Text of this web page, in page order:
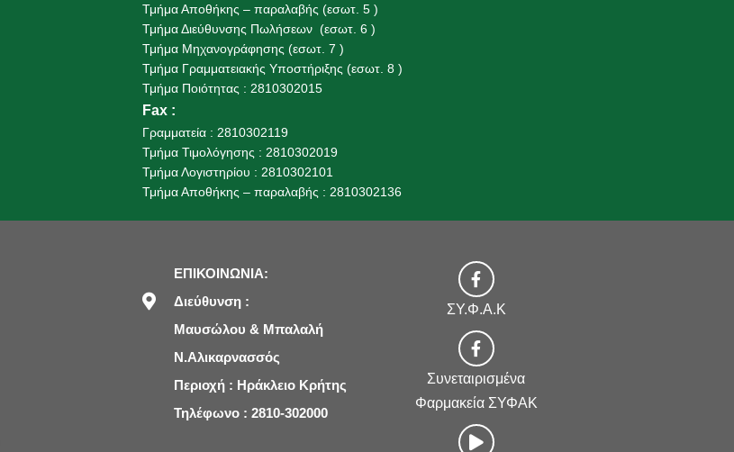
Τμήμα Αποθήκης – παραλαβής (εσωτ. 5 )
Τμήμα Διεύθυνσης Πωλήσεων (εσωτ. 6 )
Τμήμα Μηχανογράφησης (εσωτ. 7 )
Τμήμα Γραμματειακής Υποστήριξης (εσωτ. 8 )
Τμήμα Ποιότητας : 2810302015
Fax :
Γραμματεία : 2810302119
Τμήμα Τιμολόγησης : 2810302019
Τμήμα Λογιστηρίου : 2810302101
Τμήμα Αποθήκης – παραλαβής : 2810302136
ΕΠΙΚΟΙΝΩΝΙΑ:
Διεύθυνση :
Μαυσώλου & Μπαλαλή
Ν.Αλικαρνασσός
Περιοχή : Ηράκλειο Κρήτης
Τηλέφωνο : 2810-302000
ΣΥ.Φ.Α.Κ
Συνεταιρισμένα
Φαρμακεία ΣΥΦΑΚ